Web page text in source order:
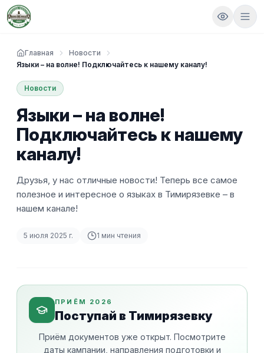
Главная
Новости
Языки – на волне! Подключайтесь к нашему каналу!
Новости
Языки – на волне!
Подключайтесь к нашему
каналу!
Друзья, у нас отличные новости! Теперь все самое
полезное и интересное о языках в Тимирязевке – в
нашем канале!
5 июля 2025 г. 1 мин чтения
ПРИЁМ 2026
Поступай в Тимирязевку
Приём документов уже открыт. Посмотрите
даты кампании, направления подготовки и